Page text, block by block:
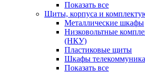
Показать все
Щиты, корпуса и
Металлические шкафы
Низковольтные
(НКУ)
Пластиковые щиты
Шкафы
Показать все